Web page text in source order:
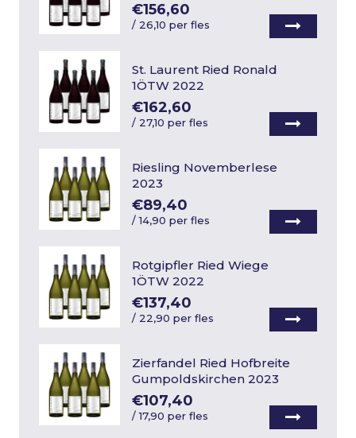
€156,60
/ 26,10 per fles
St. Laurent Ried Ronald
1ÖTW 2022
€162,60
/ 27,10 per fles
Riesling Novemberlese
2023
€89,40
/14,90 per fles
Rotgipfler Ried Wiege
1ÖTW 2022
€137,40
/ 22,90 per fles
Zierfandel Ried Hofbreite
Gumpoldskirchen 2023
€107,40
/17,90 per fles